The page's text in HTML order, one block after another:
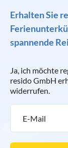
Erhalten Sie
spannende
Ja, ich möchte
resido GmbH
widerrufen.